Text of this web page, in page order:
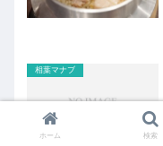
相葉マナブ
ホーム 検索